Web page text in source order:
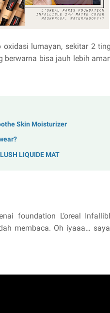
lumayan, sekitar 2
berwarna bisa jauh lebih
Skin Moisturizer
LIQUIDE MAT
foundation L’oreal
membaca. Oh iyaaa…